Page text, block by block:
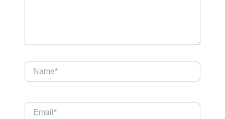
Name*
Email*